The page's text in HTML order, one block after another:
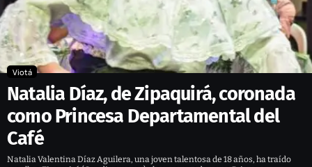
Viotá
Natalia Díaz, de Zipaquirá, coronada
como Princesa Departamental del
Café
Natalia Valentina Díaz Aguilera, una joven talentosa de 18 años, ha traído